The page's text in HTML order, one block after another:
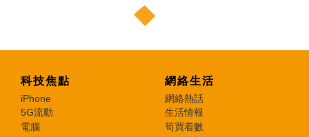
科技焦點
iPhone
5G流動
電腦
網絡生活
網絡熱話
生活情報
筍買着數